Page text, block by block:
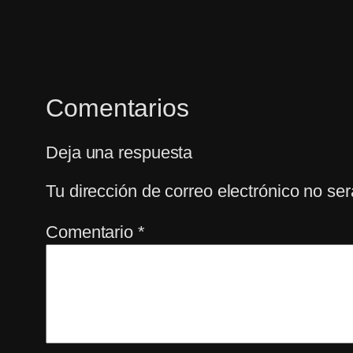
Comentarios
Deja una respuesta
Tu dirección de correo electrónico no
Comentario *